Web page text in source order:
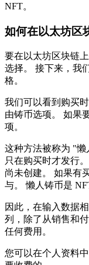
NFT。
如何在以太坊区
要在以太坊区块链
选择。 接下来，我
格。
我们可以看到购买
由铸币选项。 如果
项。
这种方法被称为 "
只在购买时才发行
尚未创建。 如果有
与。 懒人铸币是
因此，在输入数据
列，除了从销售和
任何费用。
您可以在个人资料